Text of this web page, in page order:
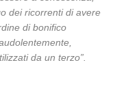
dei ricorrenti di avere
di bonifico
da un terzo”.